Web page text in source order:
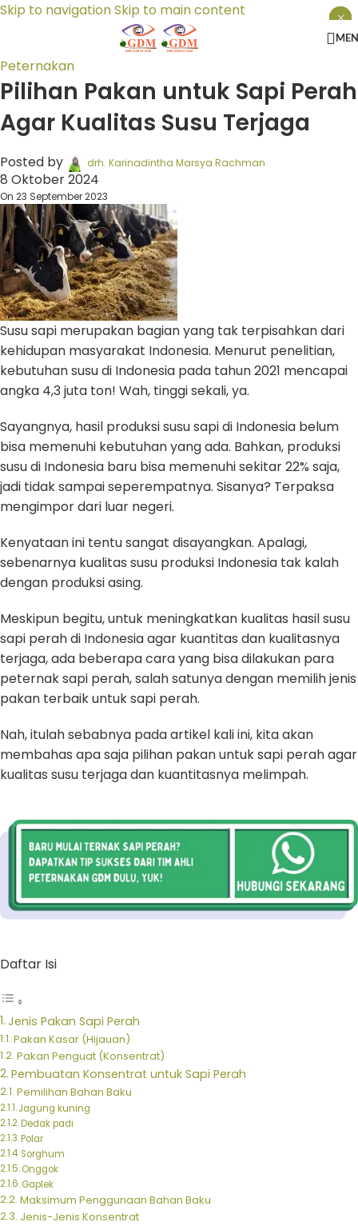
Skip to navigationSkip to main content
Peternakan
Pilihan Pakan untuk Sapi Perah
Agar Kualitas Susu Terjaga
Posted by drh. Karinadintha Marsya Rachman
8 Oktober 2024
On 23 September 2023
Susu sapi merupakan bagian yang tak terpisahkan dari
kehidupan masyarakat Indonesia. Menurut penelitian,
kebutuhan susu di Indonesia pada tahun 2021 mencapai
angka 4,3 juta ton! Wah, tinggi sekali, ya.
Sayangnya, hasil produksi susu sapi di Indonesia belum
bisa memenuhi kebutuhan yang ada. Bahkan, produksi
susu di Indonesia baru bisa memenuhi sekitar 22% saja,
jadi tidak sampai seperempatnya. Sisanya? Terpaksa
mengimpor dari luar negeri.
Kenyataan ini tentu sangat disayangkan. Apalagi,
sebenarnya kualitas susu produksi Indonesia tak kalah
dengan produksi asing.
Meskipun begitu, untuk meningkatkan kualitas hasil susu
sapi perah di Indonesia agar kuantitas dan kualitasnya
terjaga, ada beberapa cara yang bisa dilakukan para
peternak sapi perah, salah satunya dengan memilih jenis
pakan terbaik untuk sapi perah.
Nah, itulah sebabnya pada artikel kali ini, kita akan
membahas apa saja pilihan pakan untuk sapi perah agar
kualitas susu terjaga dan kuantitasnya melimpah.
Daftar Isi
Jenis Pakan Sapi Perah
Pakan Kasar (Hijauan)
Pakan Penguat (Konsentrat)
Pembuatan Konsentrat untuk Sapi Perah
Pemilihan Bahan Baku
Jagung kuning
Dedak padi
Polar
Sorghum
Onggok
Gaplek
Maksimum Penggunaan Bahan Baku
Jenis-Jenis Konsentrat
×
×
×